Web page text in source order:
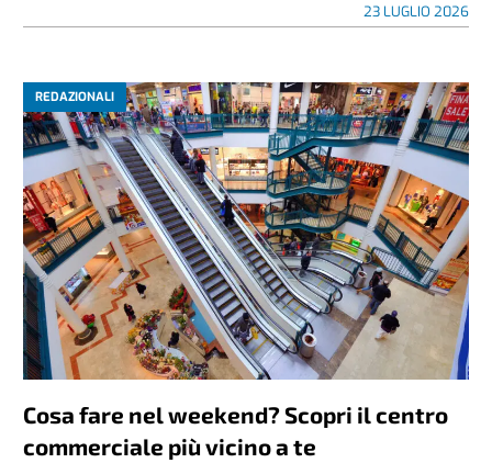
23 LUGLIO 2026
REDAZIONALI
Cosa fare nel weekend? Scopri il centro
commerciale più vicino a te